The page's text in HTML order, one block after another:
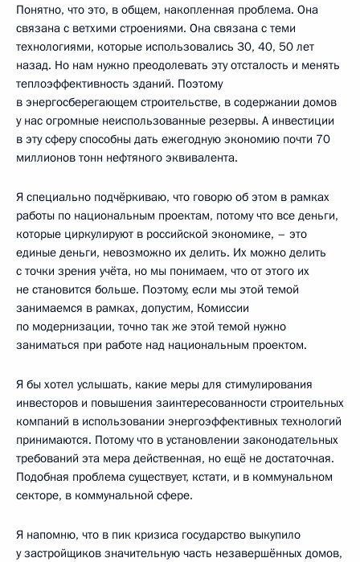
Понятно, что это, в общем, накопленная проблема. Она
связана с ветхими строениями. Она связана с теми
технологиями, которые использовались 30, 40, 50 лет
назад. Но нам нужно преодолевать эту отсталость и менять
теплоэффективность зданий. Поэтому
в энергосберегающем строительстве, в содержании домов
у нас огромные неиспользованные резервы. А инвестиции
в эту сферу способны дать ежегодную экономию почти 70
миллионов тонн нефтяного эквивалента.
Я специально подчёркиваю, что говорю об этом в рамках
работы по национальным проектам, потому что все деньги,
которые циркулируют в российской экономике, – это
единые деньги, невозможно их делить. Их можно делить
с точки зрения учёта, но мы понимаем, что от этого их
не становится больше. Поэтому, если мы этой темой
занимаемся в рамках, допустим, Комиссии
по модернизации, точно так же этой темой нужно
заниматься при работе над национальным проектом.
Я бы хотел услышать, какие меры для стимулирования
инвесторов и повышения заинтересованности строительных
компаний в использовании энергоэффективных технологий
принимаются. Потому что в установлении законодательных
требований эта мера действенная, но ещё не достаточная.
Подобная проблема существует, кстати, и в коммунальном
секторе, в коммунальной сфере.
Я напомню, что в пик кризиса государство выкупило
у застройщиков значительную часть незавершённых домов,